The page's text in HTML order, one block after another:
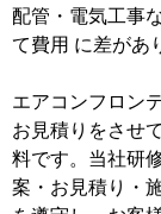
配管・電気工事
て費用 に差があ
エアコンフロン
お見積りをさせ
料です。当社研
案・お見積り・